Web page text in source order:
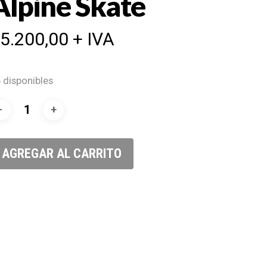
5.200,00 + IVA
disponibles
AGREGAR AL CARRITO